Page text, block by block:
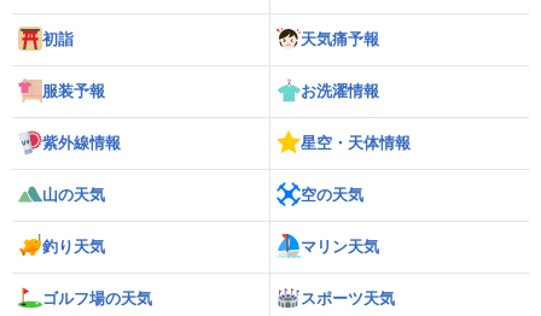
初詣 天気痛予報
服装予報 お洗濯情報
紫外線情報 星空・天体情報
山の天気 空の天気
釣り天気 マリン天気
ゴルフ場の天気 スポーツ天気